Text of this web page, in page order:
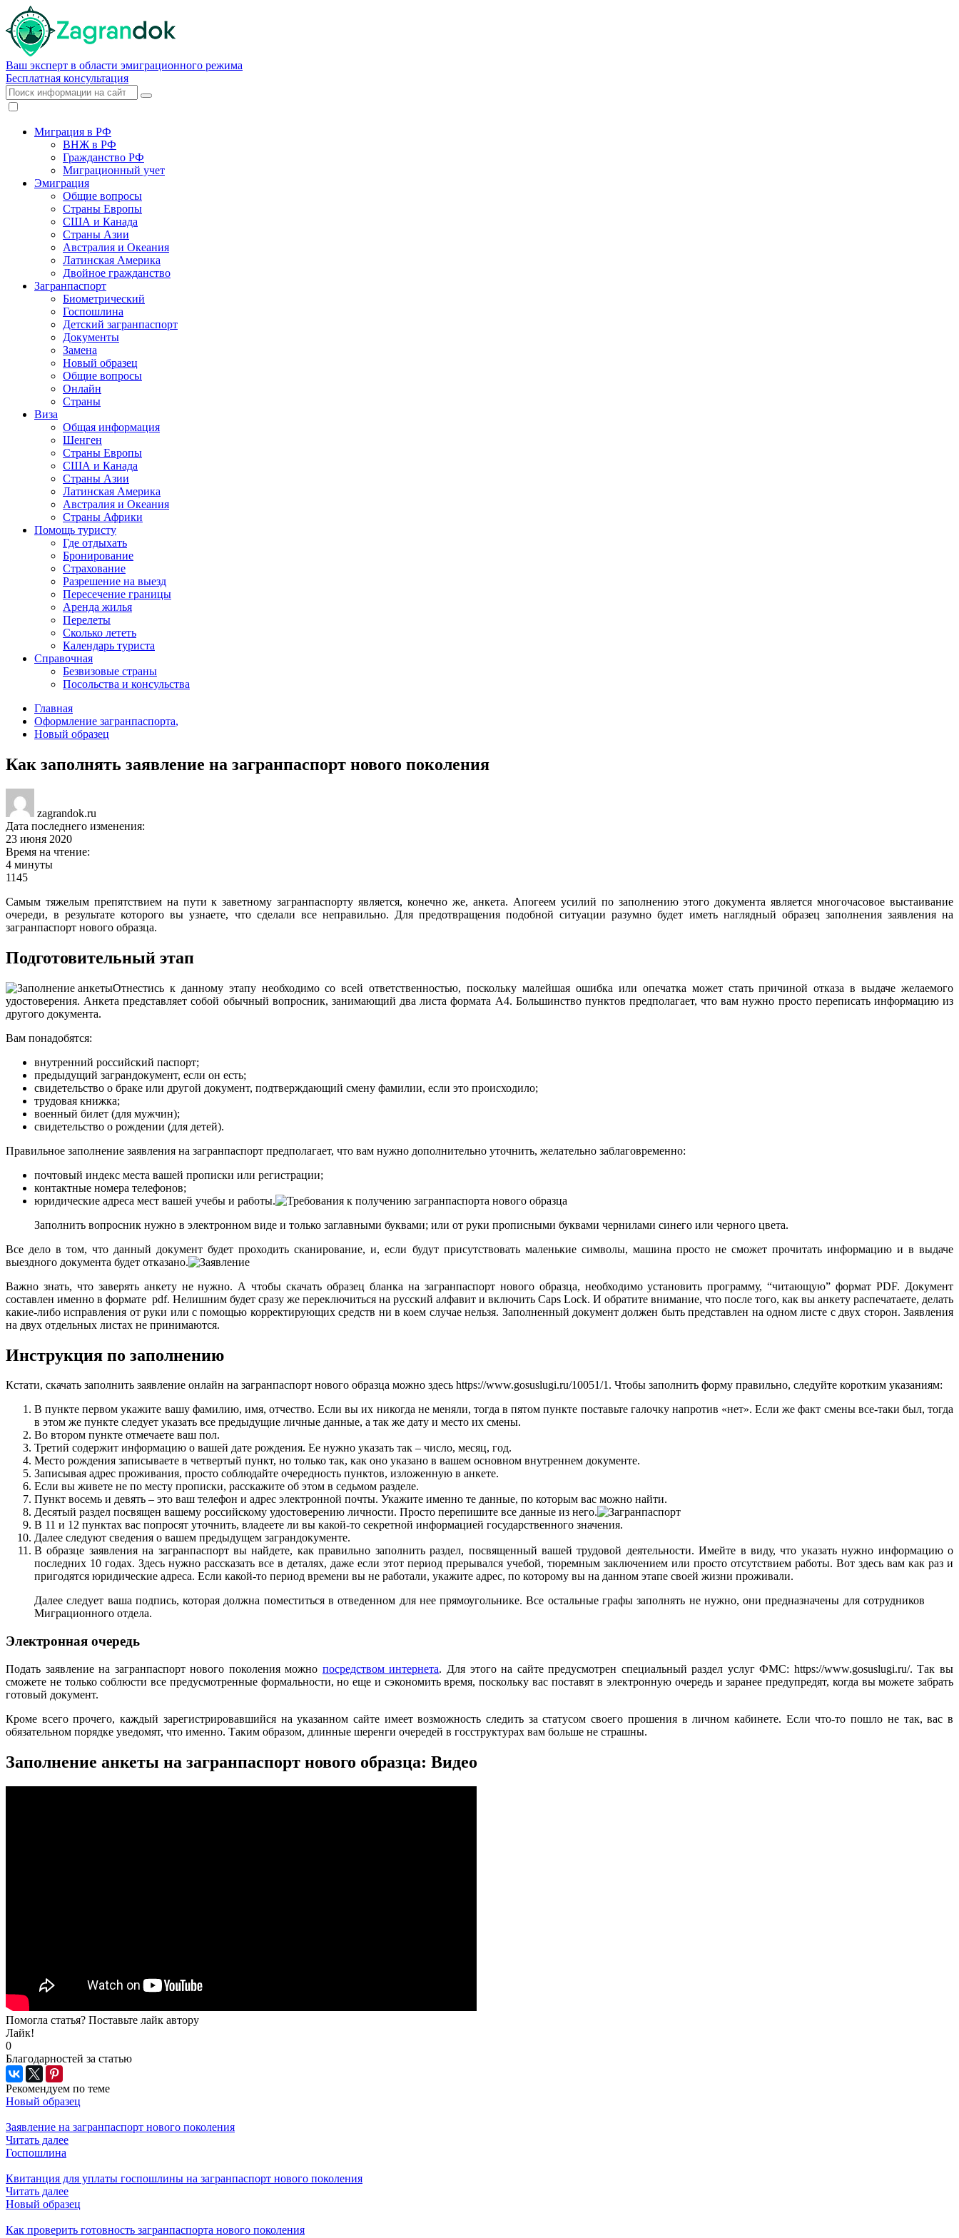
Ваш эксперт в области эмиграционного режима
Бесплатная консультация
Миграция в РФ
ВНЖ в РФ
Гражданство РФ
Миграционный учет
Эмиграция
Общие вопросы
Страны Европы
США и Канада
Страны Азии
Австралия и Океания
Латинская Америка
Двойное гражданство
Загранпаспорт
Биометрический
Госпошлина
Детский загранпаспорт
Документы
Замена
Новый образец
Общие вопросы
Онлайн
Страны
Виза
Общая информация
Шенген
Страны Европы
США и Канада
Страны Азии
Латинская Америка
Австралия и Океания
Страны Африки
Помощь туристу
Где отдыхать
Бронирование
Страхование
Разрешение на выезд
Пересечение границы
Аренда жилья
Перелеты
Сколько лететь
Календарь туриста
Справочная
Безвизовые страны
Посольства и консульства
Главная
Оформление загранпаспорта,
Новый образец
Как заполнять заявление на загранпаспорт нового поколения
zagrandok.ru
Дата последнего изменения:
23 июня 2020
Время на чтение:
4 минуты
1145
Самым тяжелым препятствием на пути к заветному загранпаспорту является, конечно же, анкета. Апогеем усилий по заполнению этого документа является многочасовое выстаивание
очереди, в результате которого вы узнаете, что сделали все неправильно. Для предотвращения подобной ситуации разумно будет иметь наглядный образец заполнения заявления на
загранпаспорт нового образца.
Подготовительный этап
Отнестись к данному этапу необходимо со всей ответственностью, поскольку малейшая ошибка или опечатка может стать причиной отказа в выдаче желаемого
удостоверения. Анкета представляет собой обычный вопросник, занимающий два листа формата А4. Большинство пунктов предполагает, что вам нужно просто переписать информацию из
другого документа.
Вам понадобятся:
внутренний российский паспорт;
предыдущий заграндокумент, если он есть;
свидетельство о браке или другой документ, подтверждающий смену фамилии, если это происходило;
трудовая книжка;
военный билет (для мужчин);
свидетельство о рождении (для детей).
Правильное заполнение заявления на загранпаспорт предполагает, что вам нужно дополнительно уточнить, желательно заблаговременно:
почтовый индекс места вашей прописки или регистрации;
контактные номера телефонов;
юридические адреса мест вашей учебы и работы.
Заполнить вопросник нужно в электронном виде и только заглавными буквами; или от руки прописными буквами чернилами синего или черного цвета.
Все дело в том, что данный документ будет проходить сканирование, и, если будут присутствовать маленькие символы, машина просто не сможет прочитать информацию и в выдаче
выездного документа будет отказано.
Важно знать, что заверять анкету не нужно. А чтобы скачать образец бланка на загранпаспорт нового образца, необходимо установить программу, “читающую” формат PDF. Документ
составлен именно в формате pdf. Нелишним будет сразу же переключиться на русский алфавит и включить Caps Lock. И обратите внимание, что после того, как вы анкету распечатаете, делать
какие-либо исправления от руки или с помощью корректирующих средств ни в коем случае нельзя. Заполненный документ должен быть представлен на одном листе с двух сторон. Заявления
на двух отдельных листах не принимаются.
Инструкция по заполнению
Кстати, скачать заполнить заявление онлайн на загранпаспорт нового образца можно здесь https://www.gosuslugi.ru/10051/1. Чтобы заполнить форму правильно, следуйте коротким указаниям:
В пункте первом укажите вашу фамилию, имя, отчество. Если вы их никогда не меняли, тогда в пятом пункте поставьте галочку напротив «нет». Если же факт смены все-таки был, тогда
в этом же пункте следует указать все предыдущие личные данные, а так же дату и место их смены.
Во втором пункте отмечаете ваш пол.
Третий содержит информацию о вашей дате рождения. Ее нужно указать так – число, месяц, год.
Место рождения записываете в четвертый пункт, но только так, как оно указано в вашем основном внутреннем документе.
Записывая адрес проживания, просто соблюдайте очередность пунктов, изложенную в анкете.
Если вы живете не по месту прописки, расскажите об этом в седьмом разделе.
Пункт восемь и девять – это ваш телефон и адрес электронной почты. Укажите именно те данные, по которым вас можно найти.
Десятый раздел посвящен вашему российскому удостоверению личности. Просто перепишите все данные из него.
В 11 и 12 пунктах вас попросят уточнить, владеете ли вы какой-то секретной информацией государственного значения.
Далее следуют сведения о вашем предыдущем заграндокументе.
В образце заявления на загранпаспорт вы найдете, как правильно заполнить раздел, посвященный вашей трудовой деятельности. Имейте в виду, что указать нужно информацию о
последних 10 годах. Здесь нужно рассказать все в деталях, даже если этот период прерывался учебой, тюремным заключением или просто отсутствием работы. Вот здесь вам как раз и
пригодятся юридические адреса. Если какой-то период времени вы не работали, укажите адрес, по которому вы на данном этапе своей жизни проживали.
Далее следует ваша подпись, которая должна поместиться в отведенном для нее прямоугольнике. Все остальные графы заполнять не нужно, они предназначены для сотрудников
Миграционного отдела.
Электронная очередь
Подать заявление на загранпаспорт нового поколения можно посредством интернета. Для этого на сайте предусмотрен специальный раздел услуг ФМС: https://www.gosuslugi.ru/. Так вы
сможете не только соблюсти все предусмотренные формальности, но еще и сэкономить время, поскольку вас поставят в электронную очередь и заранее предупредят, когда вы можете забрать
готовый документ.
Кроме всего прочего, каждый зарегистрировавшийся на указанном сайте имеет возможность следить за статусом своего прошения в личном кабинете. Если что-то пошло не так, вас в
обязательном порядке уведомят, что именно. Таким образом, длинные шеренги очередей в госструктурах вам больше не страшны.
Заполнение анкеты на загранпаспорт нового образца: Видео
Помогла статья? Поставьте лайк автору
Лайк!
0
Благодарностей за статью
Рекомендуем по теме
Новый образец
Заявление на загранпаспорт нового поколения
Читать далее
Госпошлина
Квитанция для уплаты госпошлины на загранпаспорт нового поколения
Читать далее
Новый образец
Как проверить готовность загранпаспорта нового поколения